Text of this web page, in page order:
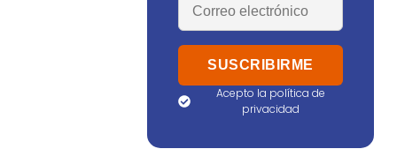
Acepto la política de
privacidad